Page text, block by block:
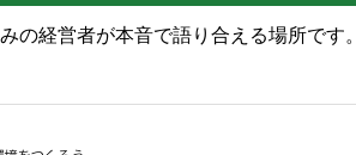
の経営者が本音で語り合える場所です。